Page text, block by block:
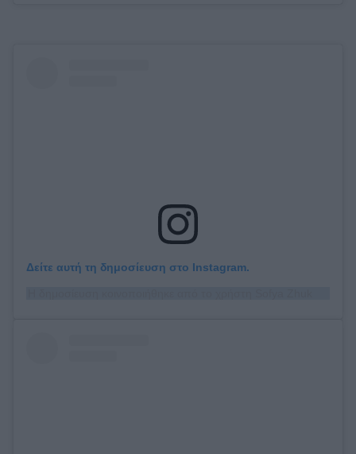
Δείτε αυτή τη δημοσίευση στο Instagram.